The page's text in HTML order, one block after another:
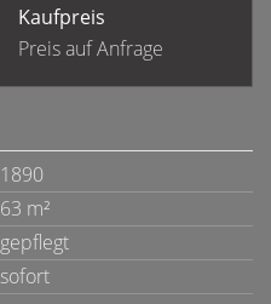
Kaufpreis
Preis auf Anfrage
1890
63 m²
gepflegt
sofort